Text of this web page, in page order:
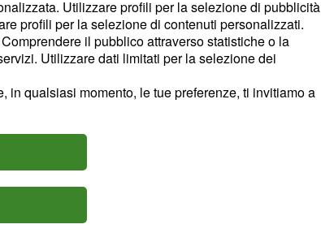
Utilizzare profili per la selezione di pubblicità
profili per la selezione di contenuti personalizzati.
il pubblico attraverso statistiche o la
Utilizzare dati limitati per la selezione dei
qualsiasi momento, le tue preferenze, ti invitiamo a